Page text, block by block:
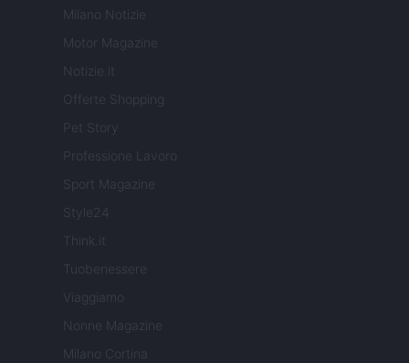
Milano Notizie
Motor Magazine
Notizie.it
Offerte Shopping
Pet Story
Professione Lavoro
Sport Magazine
Style24
Think.it
Tuobenessere
Viaggiamo
Nonne Magazine
Milano Cortina